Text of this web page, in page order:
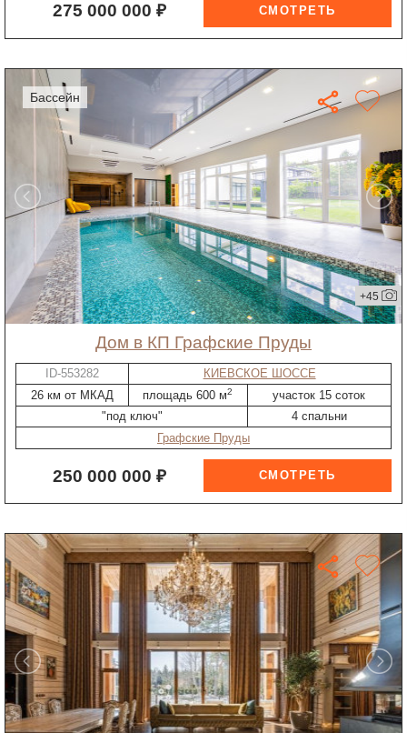
275 000 000 ₽
бассейн
+45
дом в КП Графские Пруды
ID-553282
КИЕВСКОЕ ШОССЕ
26 км от МКАД
площадь 600 м2
участок 15 соток
"под ключ"
4 спальни
Графские Пруды
250 000 000 ₽